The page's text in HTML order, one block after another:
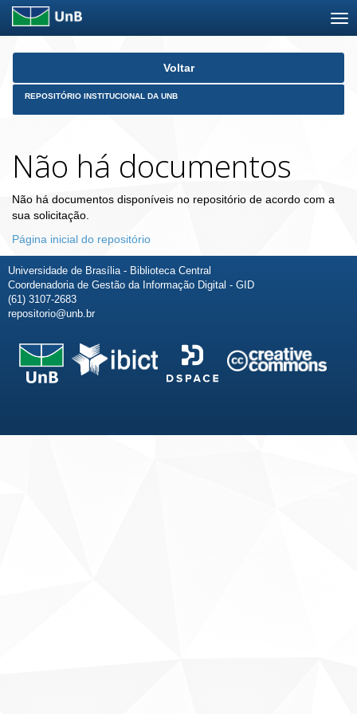
Skip
Voltar
REPOSITÓRIO INSTITUCIONAL DA UNB
Não há documentos
Não há documentos disponíveis no repositório de acordo com a
sua solicitação.
Página inicial do repositório
Universidade de Brasília - Biblioteca Central
Coordenadoria de Gestão da Informação Digital - GID
(61) 3107-2683
repositorio@unb.br